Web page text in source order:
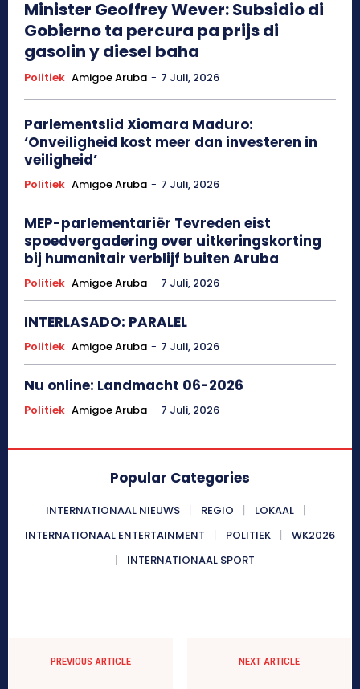
Minister Geoffrey Wever: Subsidio di
Gobierno ta percura pa prijs di
gasolin y diesel baha
Politiek Amigoe Aruba - 7 Juli, 2026
Parlementslid Xiomara Maduro:
‘Onveiligheid kost meer dan investeren in
veiligheid’
Politiek Amigoe Aruba - 7 Juli, 2026
MEP-parlementariër Tevreden eist
spoedvergadering over uitkeringskorting
bij humanitair verblijf buiten Aruba
Politiek Amigoe Aruba - 7 Juli, 2026
INTERLASADO: PARALEL
Politiek Amigoe Aruba - 7 Juli, 2026
Nu online: Landmacht 06-2026
Politiek Amigoe Aruba - 7 Juli, 2026
Popular Categories
INTERNATIONAAL NIEUWS REGIO
LOKAAL
INTERNATIONAAL ENTERTAINMENT
POLITIEK
WK2026
INTERNATIONAAL SPORT
PREVIOUS ARTICLE NEXT ARTICLE